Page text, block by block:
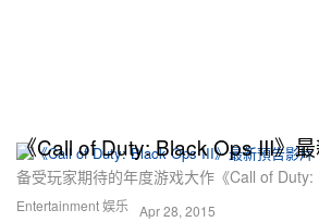
Entertainment 娱乐
《Call of Duty: Black Ops III》
备受玩家期待的年度游戏大作《Call of Duty:
Apr 28, 2015